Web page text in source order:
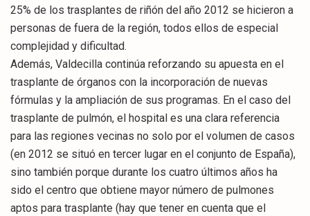
25% de los trasplantes de riñón del año 2012 se hicieron a
personas de fuera de la región, todos ellos de especial
complejidad y dificultad.
Además, Valdecilla continúa reforzando su apuesta en el
trasplante de órganos con la incorporación de nuevas
fórmulas y la ampliación de sus programas. En el caso del
trasplante de pulmón, el hospital es una clara referencia
para las regiones vecinas no solo por el volumen de casos
(en 2012 se situó en tercer lugar en el conjunto de España),
sino también porque durante los cuatro últimos años ha
sido el centro que obtiene mayor número de pulmones
aptos para trasplante (hay que tener en cuenta que el